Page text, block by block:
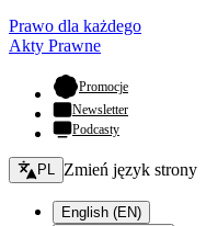
Prawo dla każdego
Akty Prawne
Promocje- otwiera się w
Newsletter
Podcasty
Zmień język - bieżący:
PL Zmień język strony
English (EN)